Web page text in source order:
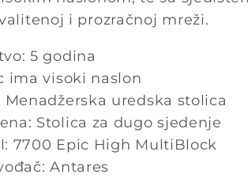
i prozračnoj mreži.
5 godina
ima visoki naslon
Menadžerska uredska stolica
Stolica za dugo sjedenje
7700 Epic High MultiBlock
Antares